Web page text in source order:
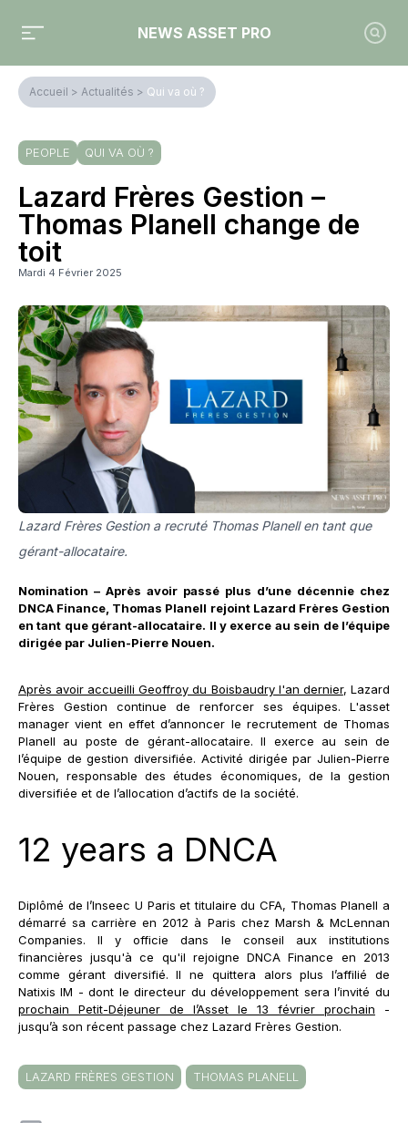
NEWS ASSET PRO
Accueil > Actualités > Qui va où ?
PEOPLE QUI VA OÙ ?
Lazard Frères Gestion –
Thomas Planell change de
toit
Mardi 4 Février 2025
Lazard Frères Gestion a recruté Thomas Planell en tant que
gérant-allocataire.
Nomination – Après avoir passé plus d’une décennie chez
DNCA Finance, Thomas Planell rejoint Lazard Frères Gestion
en tant que gérant-allocataire. Il y exerce au sein de l’équipe
dirigée par Julien-Pierre Nouen.
Après avoir accueilli Geoffroy du Boisbaudry l'an dernier, Lazard
Frères Gestion continue de renforcer ses équipes. L'asset
manager vient en effet d’annoncer le recrutement de Thomas
Planell au poste de gérant-allocataire. Il exerce au sein de
l’équipe de gestion diversifiée. Activité dirigée par Julien-Pierre
Nouen, responsable des études économiques, de la gestion
diversifiée et de l’allocation d’actifs de la société.
12 years a DNCA
Diplômé de l’Inseec U Paris et titulaire du CFA, Thomas Planell a
démarré sa carrière en 2012 à Paris chez Marsh & McLennan
Companies. Il y officie dans le conseil aux institutions
financières jusqu'à ce qu'il rejoigne DNCA Finance en 2013
comme gérant diversifié. Il ne quittera alors plus l’affilié de
Natixis IM - dont le directeur du développement sera l’invité du
prochain Petit-Déjeuner de l’Asset le 13 février prochain -
jusqu’à son récent passage chez Lazard Frères Gestion.
LAZARD FRÈRES GESTION THOMAS PLANELL